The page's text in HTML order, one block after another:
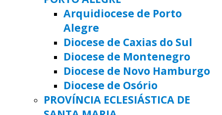
Arquidiocese de Porto
Alegre
Diocese de Caxias do Sul
Diocese de Montenegro
Diocese de Novo Hamburgo
Diocese de Osório
PROVÍNCIA ECLESIÁSTICA DE